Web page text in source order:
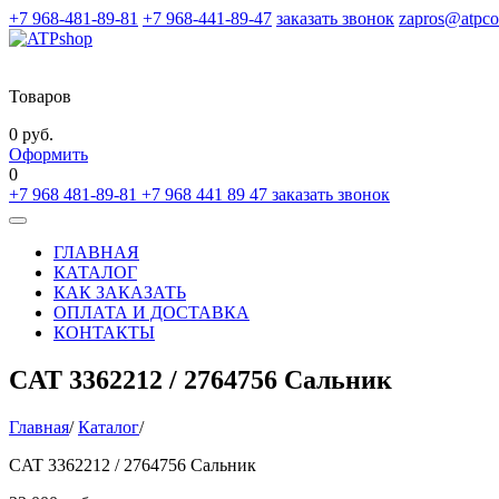
+7 968-481-89-81 +7 968-441-89-47 заказать звонок
Товаров
0 руб.
Оформить
0
+7 968 481-89-81 +7 968 441 89 47 заказать звонок
Toggle
navigationГЛАВНАЯ
КАТАЛОГ
КАК ЗАКАЗАТЬ
ОПЛАТА И ДОСТАВКА
КОНТАКТЫ
CAT 3362212 / 2764756 Сальник
Главная/Каталог/
CAT 3362212 / 2764756 Сальник